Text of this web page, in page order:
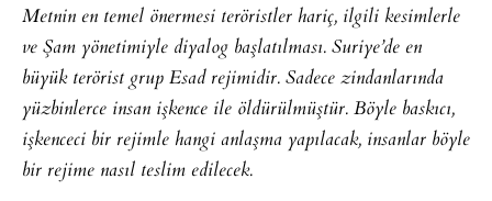
Metnin en temel önermesi teröristler hariç, ilgili kesimlerle
ve Şam yönetimiyle diyalog başlatılması. Suriye’de en
büyük terörist grup Esad rejimidir. Sadece zindanlarında
yüzbinlerce insan işkence ile öldürülmüştür. Böyle baskıcı,
işkenceci bir rejimle hangi anlaşma yapılacak, insanlar böyle
bir rejime nasıl teslim edilecek.